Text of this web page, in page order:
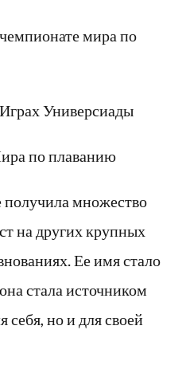
мира по
Универсиады
по плаванию
получила множество
на других крупных
Ее имя стало
стала источником
себя, но и для своей